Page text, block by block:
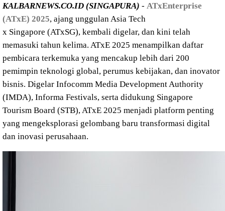
KALBARNEWS.CO.ID (SINGAPURA) - ATxEnterprise
(ATxE) 2025, ajang unggulan Asia Tech
x Singapore (ATxSG), kembali digelar, dan kini telah
memasuki tahun kelima. ATxE 2025 menampilkan daftar
pembicara terkemuka yang mencakup lebih dari 200
pemimpin teknologi global, perumus kebijakan, dan inovator
bisnis. Digelar Infocomm Media Development Authority
(IMDA), Informa Festivals, serta didukung Singapore
Tourism Board (STB), ATxE 2025 menjadi platform penting
yang mengeksplorasi gelombang baru transformasi digital
dan inovasi perusahaan.